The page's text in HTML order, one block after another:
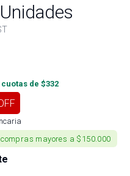
cuotas de $332
mayores a $150.000